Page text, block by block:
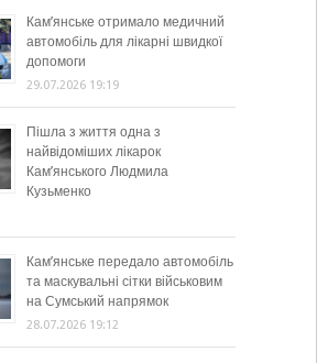
Кам’янське отримало медичний
автомобіль для лікарні швидкої
допомоги
29.07.2026 19:19
Пішла з життя одна з
найвідоміших лікарок
Кам’янського Людмила
Кузьменко
Кам’янське передало автомобіль
та маскувальні сітки військовим
на Сумський напрямок
28.07.2026 19:12